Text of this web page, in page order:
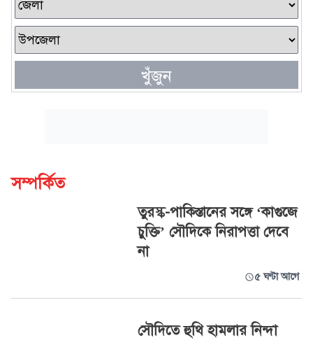
খুঁজুন
সম্পর্কিত
তুরস্ক-পাকিস্তানের সঙ্গে ‘কাগুজে
চুক্তি’ সৌদিকে নিরাপত্তা দেবে
না
৫ ঘণ্টা আগে
সৌদিতে হুথি হামলার নিন্দা